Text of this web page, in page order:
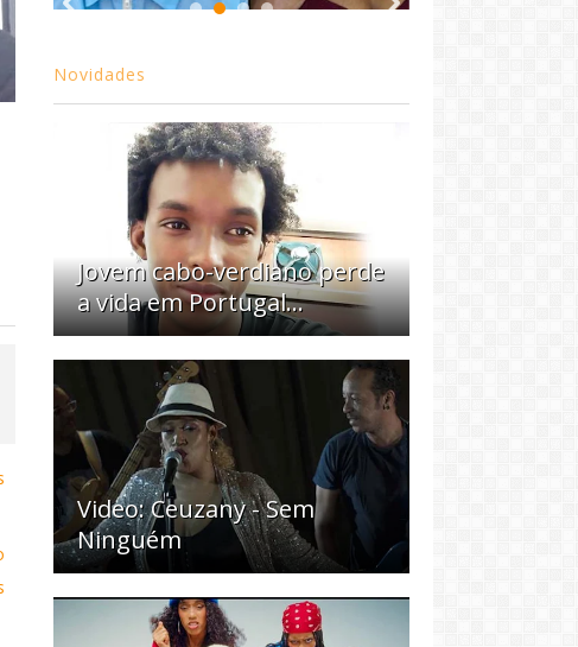
Novidades
Jovem cabo-verdiano perde
a vida em Portugal...
Video: Ceuzany - Sem
Ninguém